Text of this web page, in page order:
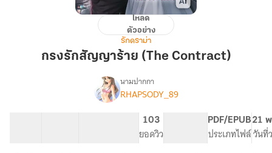
สัญญา
Contract)
โหลด
ตัวอย่าง
รักดราม่า
กรงรักสัญญาร้าย (The Contract)
เรื่อง
รัก
สัญญา
ร้าย
นามปากกา
RHAPSODY_89
103
ยอดวิว
PDF/EPUB
ประเภทไฟล์
21
วันที่